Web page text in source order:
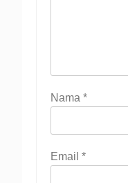
Nama *
Email *